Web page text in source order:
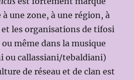
une zone, à une région, à
les organisations de tifosi
même dans la musique
ou callassiani/tebaldiani)
de réseau et de clan est